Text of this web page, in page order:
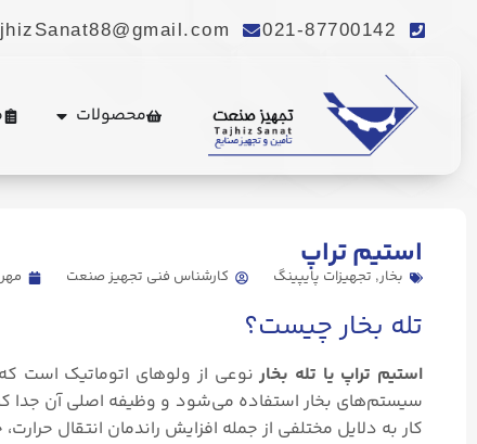
Accept: text/markdown to any URL for the same content.
021-87700142
محصولات
استیم تراپ
بخار, تجهیزات پایپینگ کارشناس فنی تجهیز صنعت مهر ۱۲, ۱۳۹۵
تله بخار چیست؟
استیم تراپ یا تله بخارنوعی از ولوهای اتوماتیک است که
سیستم‌های بخار استفاده می‌شود و وظیفه اصلی آن جدا
کار به دلایل مختلفی از جمله افزایش راندمان انتقال